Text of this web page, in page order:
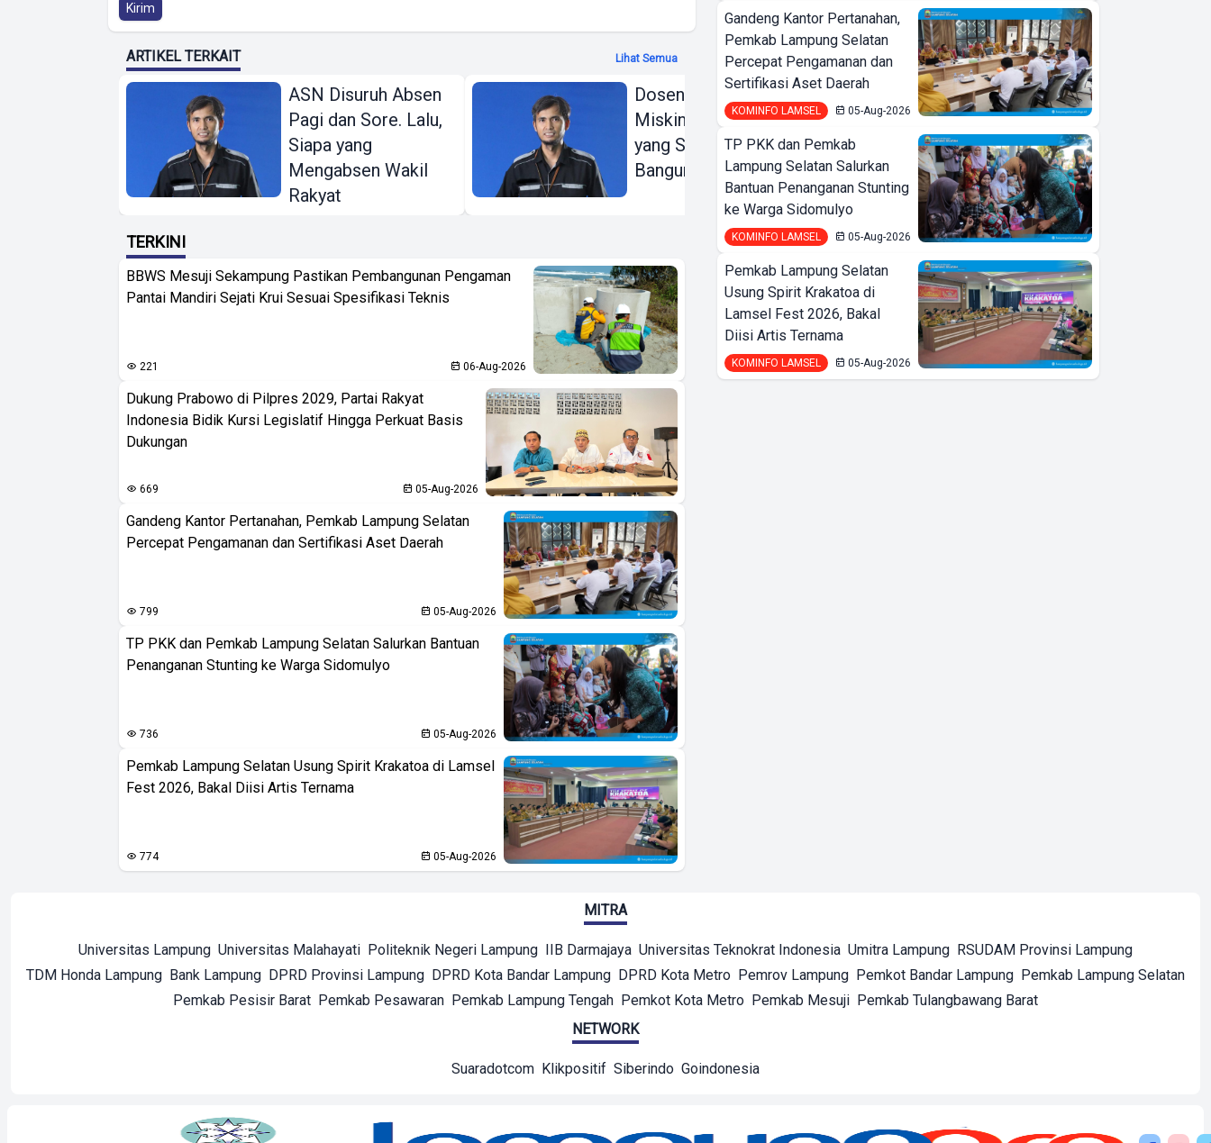
Kirim
ARTIKEL TERKAIT Lihat Semua
ASN Disuruh Absen
Pagi dan Sore. Lalu,
Siapa yang
Mengabsen Wakil
Rakyat
Dosen dan Guru Kita
Miskin, Lalu Siapa
yang Sedang Kita
Bangun?
Kontroversi VS Kerja
Nyata DPRD Kota
Bandar Lampung
TERKINI
BBWS Mesuji Sekampung Pastikan Pembangunan Pengaman
Pantai Mandiri Sejati Krui Sesuai Spesifikasi Teknis
221 06-Aug-2026
Dukung Prabowo di Pilpres 2029, Partai Rakyat
Indonesia Bidik Kursi Legislatif Hingga Perkuat Basis
Dukungan
669 05-Aug-2026
Gandeng Kantor Pertanahan, Pemkab Lampung Selatan
Percepat Pengamanan dan Sertifikasi Aset Daerah
799 05-Aug-2026
TP PKK dan Pemkab Lampung Selatan Salurkan Bantuan
Penanganan Stunting ke Warga Sidomulyo
736 05-Aug-2026
Pemkab Lampung Selatan Usung Spirit Krakatoa di Lamsel
Fest 2026, Bakal Diisi Artis Ternama
774 05-Aug-2026
Gandeng Kantor Pertanahan,
Pemkab Lampung Selatan
Percepat Pengamanan dan
Sertifikasi Aset Daerah
KOMINFO LAMSEL 05-Aug-2026
TP PKK dan Pemkab
Lampung Selatan Salurkan
Bantuan Penanganan Stunting
ke Warga Sidomulyo
KOMINFO LAMSEL 05-Aug-2026
Pemkab Lampung Selatan
Usung Spirit Krakatoa di
Lamsel Fest 2026, Bakal
Diisi Artis Ternama
KOMINFO LAMSEL 05-Aug-2026
MITRA
Universitas Lampung Universitas Malahayati Politeknik Negeri Lampung IIB Darmajaya Universitas Teknokrat Indonesia Umitra Lampung RSUDAM Provinsi Lampung
TDM Honda Lampung Bank Lampung DPRD Provinsi Lampung DPRD Kota Bandar Lampung DPRD Kota Metro Pemrov Lampung Pemkot Bandar Lampung Pemkab Lampung Selatan
Pemkab Pesisir Barat Pemkab Pesawaran Pemkab Lampung Tengah Pemkot Kota Metro Pemkab Mesuji Pemkab Tulangbawang Barat
NETWORK
Suaradotcom Klikpositif Siberindo Goindonesia